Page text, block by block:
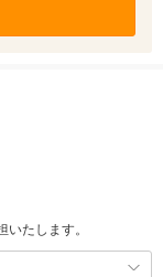
たします。